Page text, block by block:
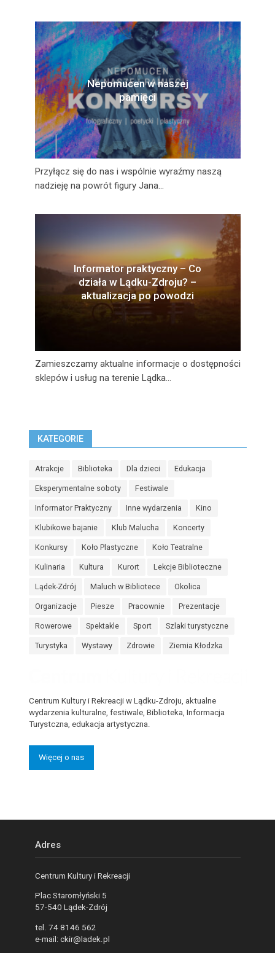
Nepomucen w naszej
pamięci
Przyłącz się do nas i wspólnie wyraźmy naszą
nadzieję na powrót figury Jana...
Informator praktyczny – Co
działa w Lądku-Zdroju? –
aktualizacja po powodzi
Zamieszczamy aktualne informacje o dostępności
sklepów i usług na terenie Lądka...
KATEGORIE
Atrakcje Biblioteka Dla dzieci Edukacja
Eksperymentalne soboty Festiwale
Informator Praktyczny Inne wydarzenia Kino
Klubikowe bajanie Klub Malucha Koncerty
Konkursy Koło Plastyczne Koło Teatralne
Kulinaria Kultura Kurort Lekcje Biblioteczne
Lądek-Zdrój Maluch w Bibliotece Okolica
Organizacje Piesze Pracownie Prezentacje
Rowerowe Spektakle Sport Szlaki turystyczne
Turystyka Wystawy Zdrowie Ziemia Kłodzka
Centrum Kultury i Rekreacji w Lądku-Zdroju, aktualne
wydarzenia kulturalne, festiwale, Biblioteka, Informacja
Turystczna, edukacja artystyczna.
Więcej o nas
Adres
Centrum Kultury i Rekreacji
Plac Staromłyński 5
57-540 Lądek-Zdrój
tel. 74 8146 562
e-mail: ckir@ladek.pl